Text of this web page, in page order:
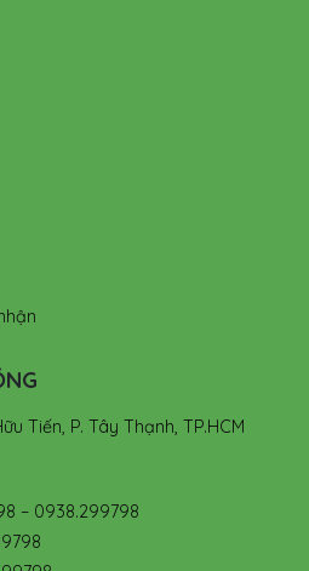
Tiến, P. Tây Thạnh, TP.HCM
– 0938.299798